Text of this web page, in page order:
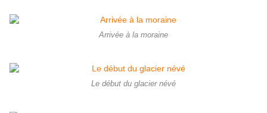
Arrivée à la moraine
Le début du glacier névé